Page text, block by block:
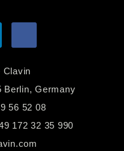
Clavin
Berlin, Germany
56 52 08
172 32 35 990